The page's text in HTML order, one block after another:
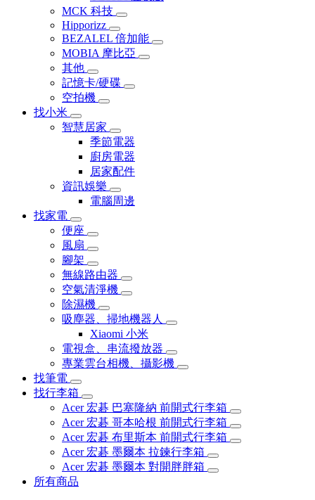
MCK 科技
Hipporizz
BEZALEL 倍加能
MOBIA 摩比亞
其他
記憶卡/硬碟
空拍機
找小米
智慧居家
季節電器
廚房電器
居家配件
資訊娛樂
電腦周邊
找家電
便座
風扇
腳架
無線路由器
空氣清淨機
除濕機
吸塵器、掃地機器人
Xiaomi 小米
電視盒、串流撥放器
專業雲台相機、攝影機
找筆電
找行李箱
Acer 宏碁 巴塞隆納 前開式行李箱
Acer 宏碁 哥本哈根 前開式行李箱
Acer 宏碁 布里斯本 前開式行李箱
Acer 宏碁 墨爾本 拉鍊行李箱
Acer 宏碁 墨爾本 對開胖胖箱
所有商品